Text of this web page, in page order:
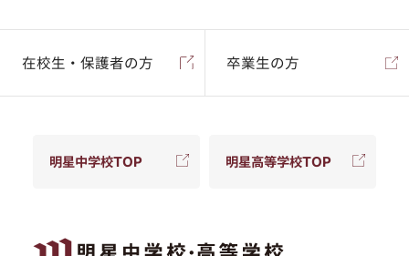
在校生・保護者の方 卒業生の方
明星中学校TOP 明星高等学校TOP